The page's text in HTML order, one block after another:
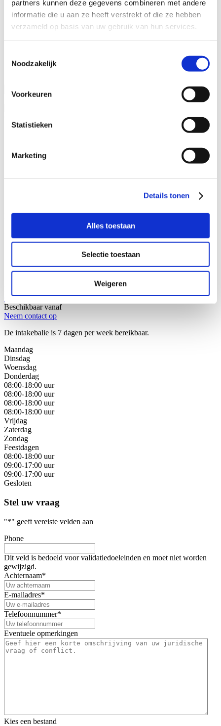
partners kunnen deze gegevens combineren met andere
informatie die u aan ze heeft verstrekt of die ze hebben
verzameld op basis van uw gebruik van hun services.
Noodzakelijk
Voorkeuren
Statistieken
Marketing
Details tonen
Alles toestaan
Selectie toestaan
Weigeren
Specialisaties
Advocaat alimentatie
Alimentatie incasseren
Echtscheiding
Partneralimentatie
Ervaringsjaren
Specialisatieverenigingen
ADR.MED®
Filters:
Wij helpen u graag!
Stap 1: Bel of mail onze juristen van de intakebalie
Stap 3: Kies de beste oplossing voor uw situatie
088 - 629 00 40
Beschikbaar vanaf
Neem contact op
De intakebalie is 7 dagen per week bereikbaar.
Maandag
Dinsdag
Woensdag
Donderdag
08:00-18:00 uur
08:00-18:00 uur
08:00-18:00 uur
08:00-18:00 uur
Vrijdag
Zaterdag
Zondag
Feestdagen
08:00-18:00 uur
09:00-17:00 uur
09:00-17:00 uur
Gesloten
Stel uw vraag
"*" geeft vereiste velden aan
Phone
Dit veld is bedoeld voor validatiedoeleinden en moet niet worden
gewijzigd.
Achternaam*
E-mailadres*
Telefoonnummer*
Eventuele opmerkingen
Kies een bestand